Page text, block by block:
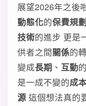
展望2026年之後
動態化的保費規劃
技術的進步 更是
供者之間關係的
變成長期 、 互動的
是一成不變的成
源 這個想法真的